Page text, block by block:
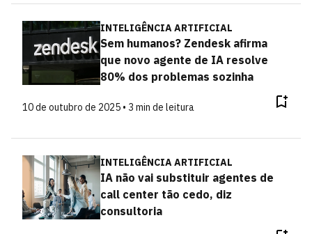
INTELIGÊNCIA ARTIFICIAL
Sem humanos? Zendesk afirma
que novo agente de IA resolve
80% dos problemas sozinha
10 de outubro de 2025 • 3 min de leitura
INTELIGÊNCIA ARTIFICIAL
IA não vai substituir agentes de
call center tão cedo, diz
consultoria